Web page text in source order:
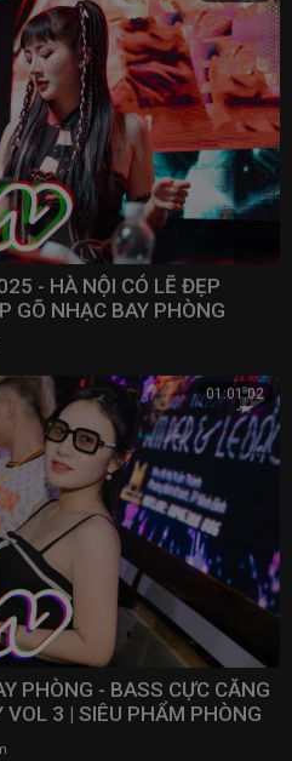
- HÀ NỘI CÓ LẼ ĐẸP
GÕ NHẠC BAY PHÒNG
01:01:02
PHÒNG - BASS CỰC CĂNG
3 | SIÊU PHẨM PHÒNG